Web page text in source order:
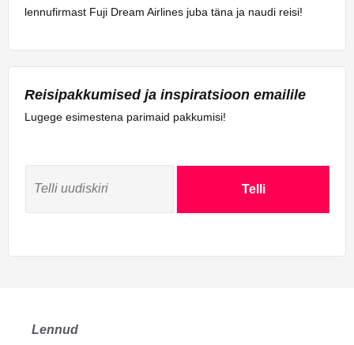
lennufirmast Fuji Dream Airlines juba täna ja naudi reisi!
Reisipakkumised ja inspiratsioon emailile
Lugege esimestena parimaid pakkumisi!
Telli
Lennud